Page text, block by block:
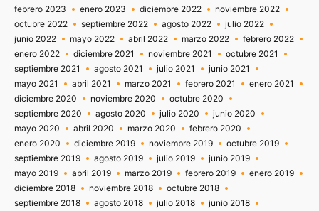
febrero 2023
enero 2023 diciembre 2022
noviembre 2022
octubre 2022
septiembre 2022 agosto 2022
julio 2022
junio 2022
mayo 2022 abril 2022 marzo 2022
febrero 2022
enero 2022
diciembre 2021 noviembre 2021
octubre 2021
septiembre 2021
agosto 2021 julio 2021
junio 2021
mayo 2021
abril 2021 marzo 2021 febrero 2021
enero 2021
diciembre 2020
noviembre 2020
octubre 2020
septiembre 2020
agosto 2020 julio 2020
junio 2020
mayo 2020
abril 2020 marzo 2020
febrero 2020
enero 2020
diciembre 2019 noviembre 2019
octubre 2019
septiembre 2019
agosto 2019 julio 2019
junio 2019
mayo 2019
abril 2019 marzo 2019 febrero 2019
enero 2019
diciembre 2018
noviembre 2018
octubre 2018
septiembre 2018
agosto 2018 julio 2018
junio 2018